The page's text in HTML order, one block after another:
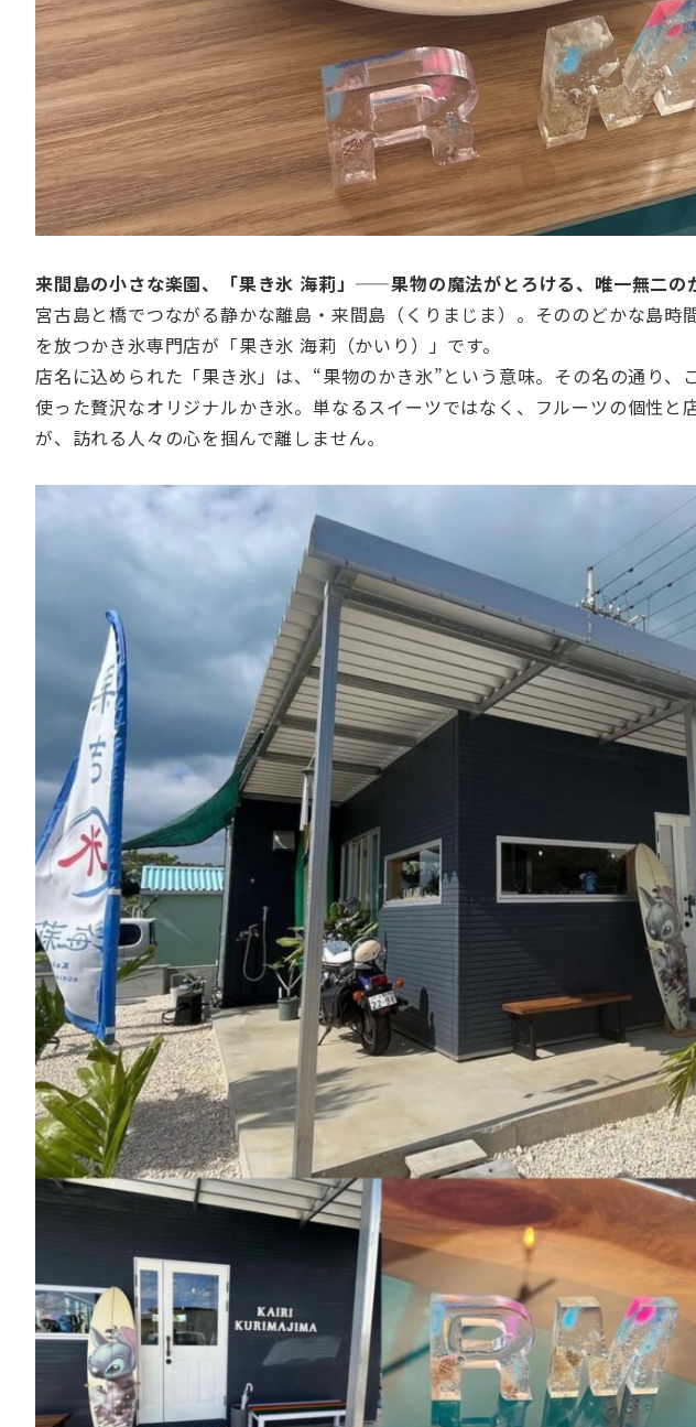
来間島の小さな楽園、「果き氷 海莉」——果物の魔法がとろける、唯一無二の
宮古島と橋でつながる静かな離島・来間島（くりまじま）。そののどかな島時
を放つかき氷専門店が「果き氷 海莉（かいり）」です。
店名に込められた「果き氷」は、“果物のかき氷”という意味。その名の通り
使った贅沢なオリジナルかき氷。単なるスイーツではなく、フルーツの個性と
が、訪れる人々の心を掴んで離しません。